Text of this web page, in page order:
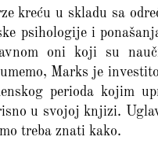
kreću u skladu sa
psihologije i
oni koji su
Marks je
perioda kojim
u svojoj knjizi.
treba znati kako.